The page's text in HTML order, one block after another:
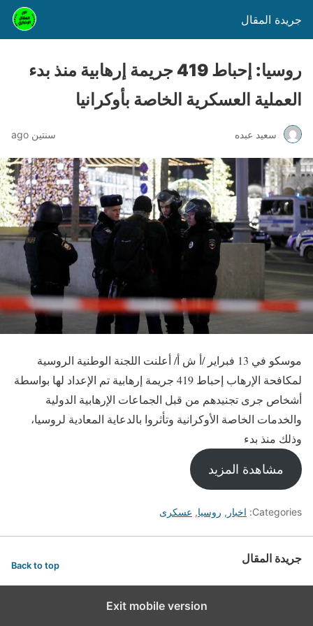
جريدة المقال
روسيا: إحباط 419 جريمة إرهابية منذ بدء
العملية العسكرية الخاصة بأوكرانيا
سعيد عبده سنتين ago
موسكو في 13 فبراير /أ ش أ/ أعلنت اللجنة الوطنية الروسية
لمكافحة الإرهاب إحباط 419 جريمة إرهابية تم الإعداد لها بواسطة
أشخاص جرى تجنيدهم من قبل الجماعات الإرهابية الدولية
والخدمات الخاصة الأوكرانية وتأثروا بالدعاية المعادية لروسيا،
وذلك منذ بدء
مشاهدة المزيد
Categories: اخبار , روسيا, عسكرى
جريدة المقال Back to top
Exit mobile version